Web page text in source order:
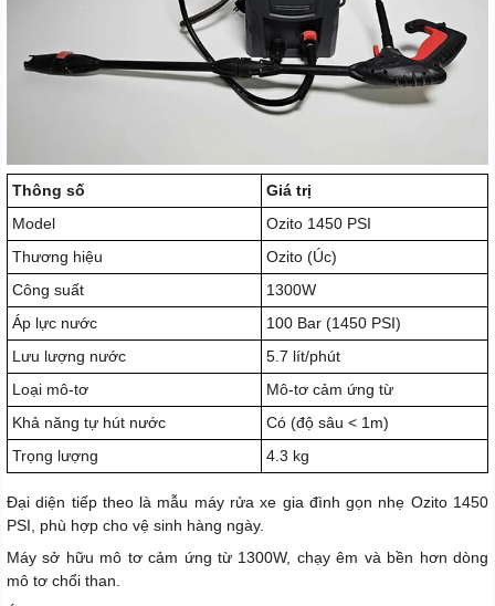
Thông số
Giá trị
Model
Ozito 1450 PSI
Thương hiệu
Ozito (Úc)
Công suất
1300W
Áp lực nước
100 Bar (1450 PSI)
Lưu lượng nước
5.7 lít/phút
Loại mô-tơ
Mô-tơ cảm ứng từ
Khả năng tự hút nước
Có (độ sâu < 1m)
Trọng lượng
4.3 kg
Đại diện tiếp theo là mẫu máy rửa xe gia đình gọn nhẹ Ozito 1450
PSI, phù hợp cho vệ sinh hàng ngày.
Máy sở hữu mô tơ cảm ứng từ 1300W, chạy êm và bền hơn dòng
mô tơ chổi than.